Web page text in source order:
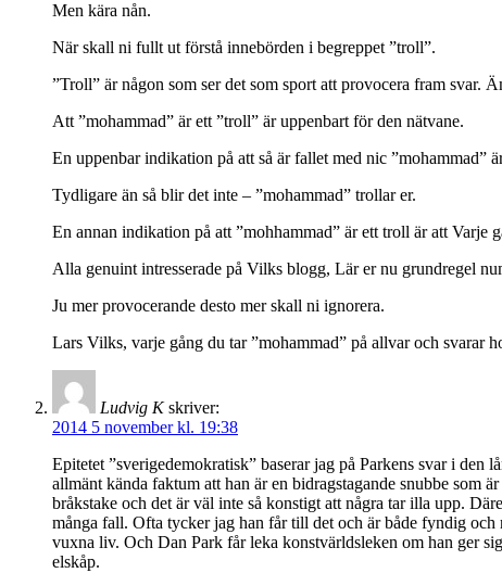
Men kära nån.
När skall ni fullt ut förstå innebörden i begreppet ”troll”.
”Troll” är någon som ser det som sport att provocera fram svar.
Att ”mohammad” är ett ”troll” är uppenbart för den nätvane.
En uppenbar indikation på att så är fallet med nic ”mohammad”
Tydligare än så blir det inte – ”mohammad” trollar er.
En annan indikation på att ”mohhammad” är ett troll är att
Alla genuint intresserade på Vilks blogg, Lär er nu grundregel
Ju mer provocerande desto mer skall ni ignorera.
Lars Vilks, varje gång du tar ”mohammad” på allvar och svarar
Ludvig K skriver:
2014 5 november kl. 19:38
Epitetet ”sverigedemokratisk” baserar jag på Parkens svar i
allmänt kända faktum att han är en bidragstagande snubbe som
bråkstake och det är väl inte så konstigt att några tar illa upp.
många fall. Ofta tycker jag han får till det och är både fyndig
vuxna liv. Och Dan Park får leka konstvärldsleken om han ger
elskåp.